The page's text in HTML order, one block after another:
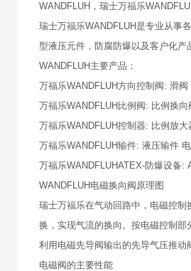
WANDFLUH，瑞士万福乐
瑞士万福乐WANDFLUH是专业从事
型液压元件，防腐防爆以及客户化产
WANDFLUH主要产品：
万福乐WANDFLUH方向控制阀: 滑
万福乐WANDFLUH比例阀: 比例换
万福乐WANDFLUH控制器: 比例放大
万福乐WANDFLUH输件: 液压输件
万福乐WANDFLUHATEX-防爆设备:
WANDFLUH电磁换向阀原理图
瑞士万福乐在气动回路中，电磁控
换，实现气流的换向。按电磁控制
利用电磁先导阀输出的先导气压推动
电磁阀的主要性能